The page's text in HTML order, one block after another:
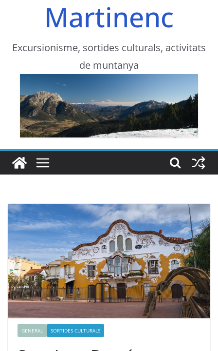
Martinenc
Excursionisme, sortides culturals, activitats
de muntanya
GENERAL SORTIDES CULTURALS